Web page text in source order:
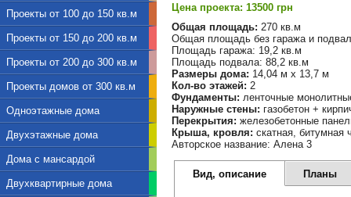
Проекты от 100 до 150 кв.м
Проекты от 150 до 200 кв.м
Проекты от 200 до 300 кв.м
Проекты домов от 300 кв.м
Одноэтажные дома
Двухэтажные дома
Дома с мансардой
Двухквартирные дома
Цена проекта: 13500 грн
Общая площадь: 270 кв.м
Общая площадь без гаража и
Площадь гаража: 19,2 кв.м
Площадь подвала: 88,2 кв.м
Размеры дома: 14,04 м х 13,7 м
Кол-во этажей: 2
Фундаменты: ленточные
Наружные стены: газобетон +
Перекрытия: железобетонные
Крыша, кровля: скатная, битумная
Авторское название: Алена 3
Вид, описание Планы